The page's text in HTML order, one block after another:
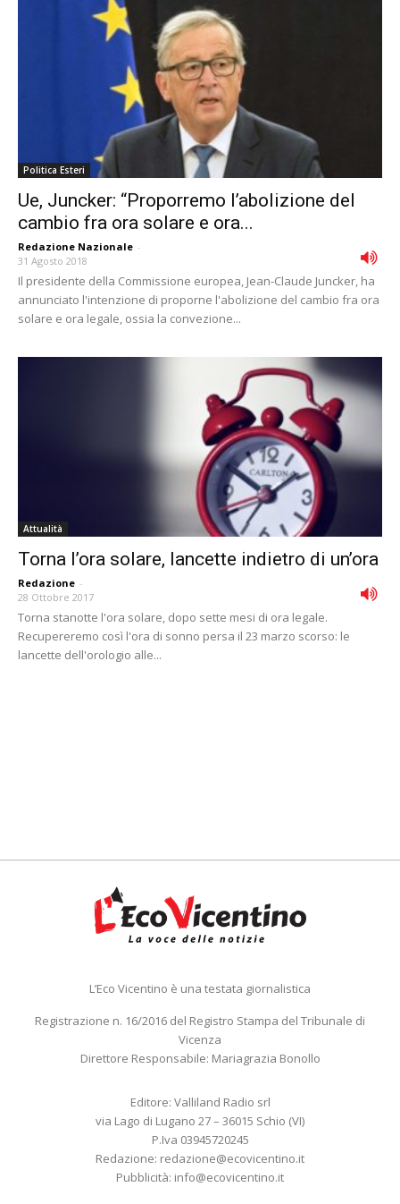
Politica Esteri
Ue, Juncker: “Proporremo lʼabolizione del
cambio fra ora solare e ora...
Redazione Nazionale -
31 Agosto 2018
Il presidente della Commissione europea, Jean-Claude Juncker, ha
annunciato l'intenzione di proporne l'abolizione del cambio fra ora
solare e ora legale, ossia la convezione...
Attualità
Torna l’ora solare, lancette indietro di un’ora
Redazione -
28 Ottobre 2017
Torna stanotte l'ora solare, dopo sette mesi di ora legale.
Recupereremo così l'ora di sonno persa il 23 marzo scorso: le
lancette dell'orologio alle...
L’Eco Vicentino è una testata giornalistica
Registrazione n. 16/2016 del Registro Stampa del Tribunale di
Vicenza
Direttore Responsabile: Mariagrazia Bonollo
Editore: Valliland Radio srl
via Lago di Lugano 27 – 36015 Schio (VI)
P.Iva 03945720245
Redazione: redazione@ecovicentino.it
Pubblicità: info@ecovicentino.it